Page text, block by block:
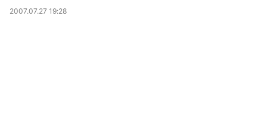
2007.07.27 19:28